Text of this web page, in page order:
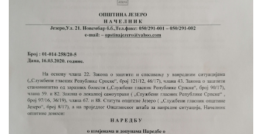
Активности
Јавни позиви
Обавјештења
Заштита од пожара